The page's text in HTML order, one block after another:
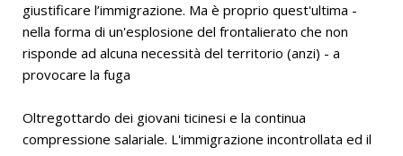
giustificare l’immigrazione. Ma è proprio quest'ultima -
nella forma di un'esplosione del frontalierato che non
risponde ad alcuna necessità del territorio (anzi) - a
provocare la fuga
Oltregottardo dei giovani ticinesi e la continua
compressione salariale. L'immigrazione incontrollata ed il